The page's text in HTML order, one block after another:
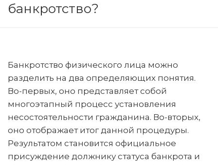
банкротство?
Банкротство физического лица можно
разделить на два определяющих понятия.
Во-первых, оно представляет собой
многоэтапный процесс установления
несостоятельности гражданина. Во-вторых,
оно отображает итог данной процедуры.
Результатом становится официальное
присуждение должнику статуса банкрота и